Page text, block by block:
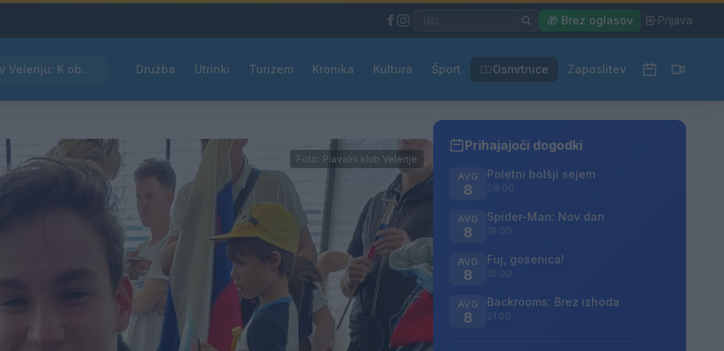
🎁 Brez oglasov Prijava
Kam čez vikend v Velenju: K obisku vabi Poletni bolšji sejem Družba Utrinki Turizem Kronika Kultura Šport Osmrtnice Zaposlitev
Foto: Plavalni klub Velenje
Prihajajoči dogodki
AVG
8
Poletni bolšji sejem
08:00
AVG
8
Spider-Man: Nov dan
18:00
AVG
8
Fuj, gosenica!
10:00
AVG
8
Backrooms: Brez izhoda
21:00